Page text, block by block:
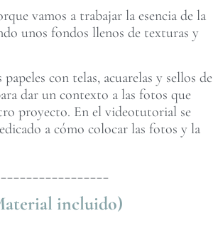
vamos a trabajar la esencia de la
unos fondos llenos de texturas y
con telas, acuarelas y sellos de
dar un contexto a las fotos que
proyecto. En el videotutorial se
a cómo colocar las fotos y la
incluido)